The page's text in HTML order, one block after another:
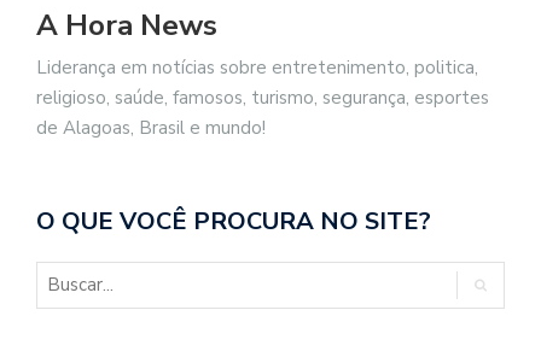
A Hora News
Liderança em notícias sobre entretenimento, politica,
religioso, saúde, famosos, turismo, segurança, esportes
de Alagoas, Brasil e mundo!
O QUE VOCÊ PROCURA NO SITE?